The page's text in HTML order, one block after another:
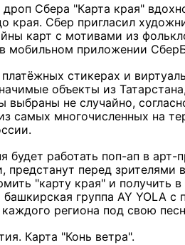
Сбера "Карта края"
края. Сбер пригласил
карт с мотивами из
мобильном приложении
стикерах и
объекты из
выбраны не случайно,
самых многочисленных на
будет работать поп-ап в арт-
предстанут перед
"карту края" и получить
башкирская группа AY YOLA
региона под свою
Карта "Конь ветра".